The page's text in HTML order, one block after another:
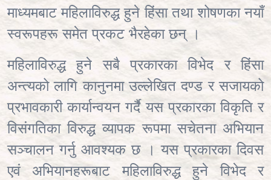
माध्यमबाट महिलाविरुद्ध हुने हिंसा तथा शोषणका नयाँ
स्वरूपहरू समेत प्रकट भैरहेका छन् ।
महिलाविरुद्ध हुने सबै प्रकारका विभेद र हिंसा
अन्त्यको लागि कानुनमा उल्लेखित दण्ड र सजायको
प्रभावकारी कार्यान्वयन गर्दै यस प्रकारका विकृति र
विसंगतिका विरुद्ध व्यापक रूपमा सचेतना अभियान
सञ्चालन गर्नु आवश्यक छ । यस प्रकारका दिवस
एवं अभियानहरूबाट महिलाविरुद्ध हुने विभेद र